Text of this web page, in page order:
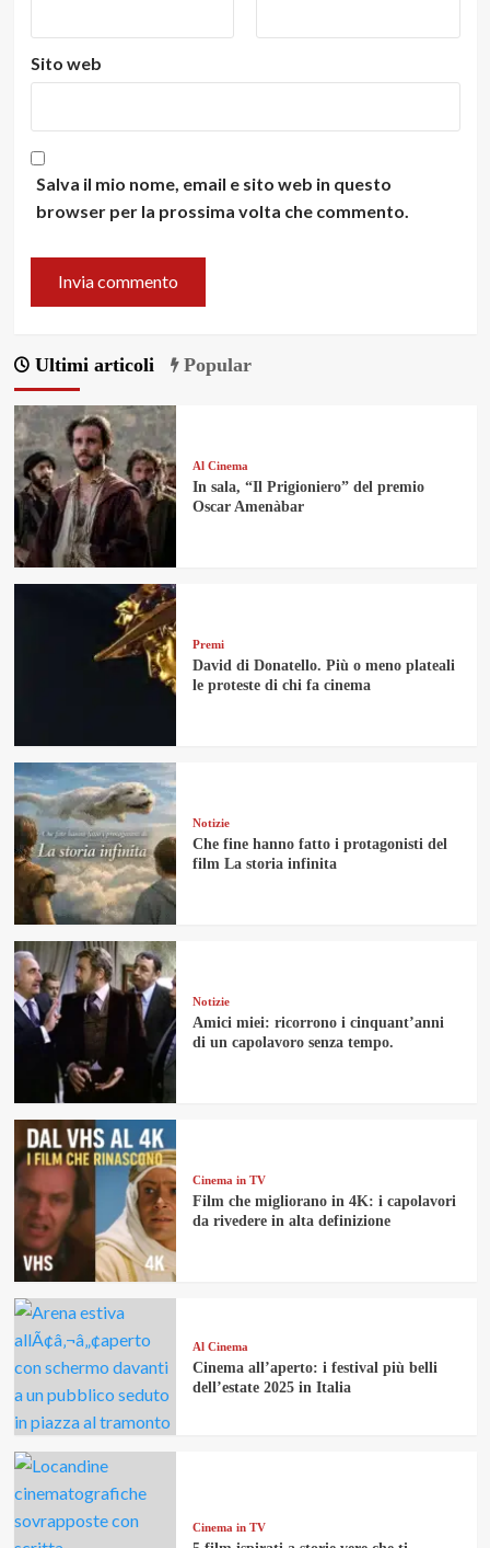
Sito web
Salva il mio nome, email e sito web in questo
browser per la prossima volta che commento.
Ultimi articoli Popular
Al Cinema
In sala, “Il Prigioniero” del premio
Oscar Amenàbar
Premi
David di Donatello. Più o meno plateali
le proteste di chi fa cinema
Notizie
Che fine hanno fatto i protagonisti del
film La storia infinita
Notizie
Amici miei: ricorrono i cinquant’anni
di un capolavoro senza tempo.
Cinema in TV
Film che migliorano in 4K: i capolavori
da rivedere in alta definizione
Al Cinema
Cinema all’aperto: i festival più belli
dell’estate 2025 in Italia
Cinema in TV